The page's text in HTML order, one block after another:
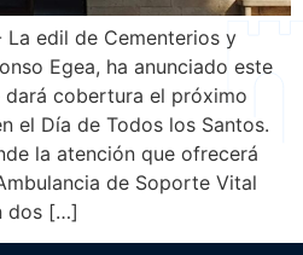
edil de Cementerios y
Egea, ha anunciado este
cobertura el próximo
el Día de Todos los Santos.
la atención que ofrecerá
de Soporte Vital
dos […]